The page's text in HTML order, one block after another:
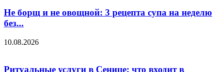
Не борщ и не овощной: 3 рецепта супа на неделю
без...
10.08.2026
Ритуальные услуги в Сенице: что входит в